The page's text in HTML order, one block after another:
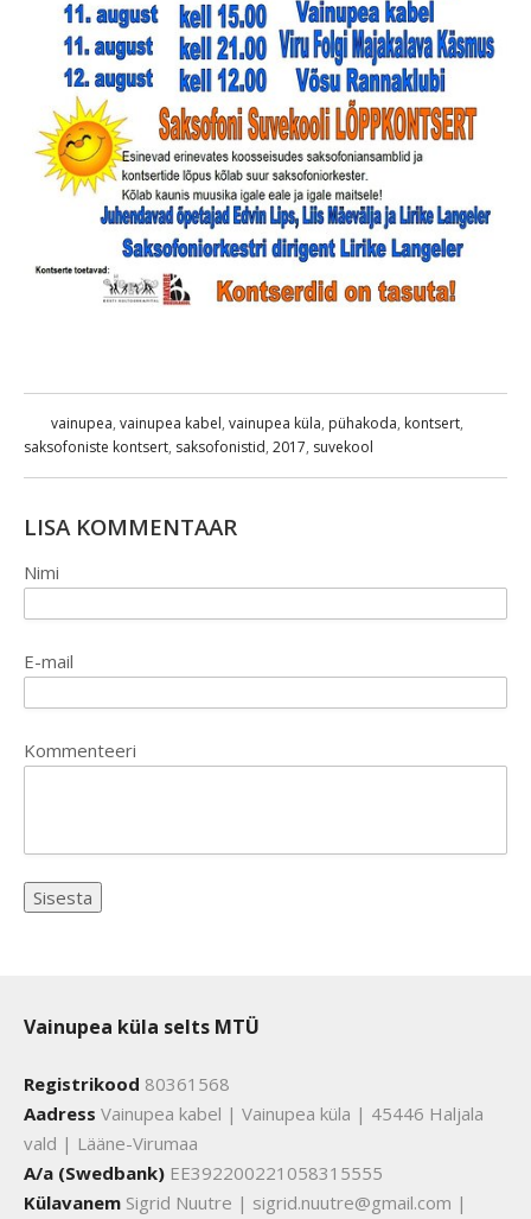
vainupea, vainupea kabel, vainupea küla, pühakoda, kontsert,
saksofoniste kontsert, saksofonistid, 2017, suvekool
LISA KOMMENTAAR
Nimi
E-mail
Kommenteeri
Vainupea küla selts MTÜ
Registrikood 80361568
Aadress Vainupea kabel | Vainupea küla | 45446 Haljala
vald | Lääne-Virumaa
A/a (Swedbank) EE392200221058315555
Külavanem Sigrid Nuutre | sigrid.nuutre@gmail.com |